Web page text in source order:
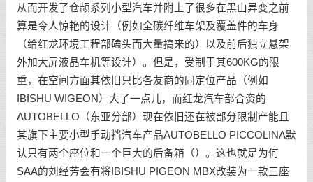
从而开发了仓颉系列小型汽车并附上了很多在黑山异变之前
算是令人惊艳的设计（例如全碳纤维车架及覆盖件的车身
（给红龙环境工程部磕头而大量搞来的）以及前后独立悬架
外加大屏液晶车机等设计）。但是，受制于其600KG的限
重，在空间方面其依旧只比各友商的同定位产品（例如
IBISHU WIGEON）大了一点儿，而红龙汽车部合资的
AUTOBELLO（东亚分部）现在依旧还在被部分限制产能且
其旗下主要小型手动挡汽车产品AUTOBELLO PICCOLINA默
认只有两个座位和一个巨大的后备箱（）。这也就是为何
SAA的刘经芳会有将IBISHU PIGEON MBX改装为一款三座